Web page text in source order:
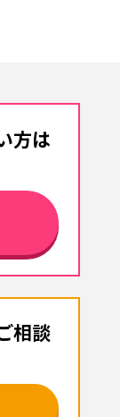
方は
相談